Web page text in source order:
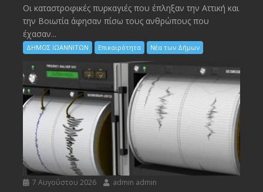
Οι καταστροφικές πυρκαγιές που έπληξαν την Αττική και
την Bοιωτία άφησαν πίσω τους ανθρώπους που
έχασαν...
ΔΗΜΟΣ ΙΩΑΝΝΙΤΩΝ Επικαιρότητα Νέα των Δήμων
7 Αυγούστου 2026 admin admin